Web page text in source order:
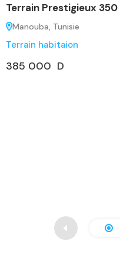
Terrain Prestigieux 350
‫‪Manouba, Tunisie
Terrain habitaion
385 000 D